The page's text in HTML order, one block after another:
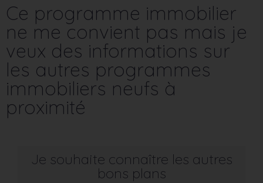
Ce programme immobilier
ne me convient pas mais je
veux des informations sur
les autres programmes
immobiliers neufs à
proximité
Je souhaite connaître les autres
bons plans